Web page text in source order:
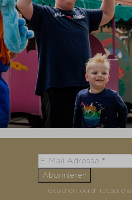
Abonnieren
Gesichert durch reCaptcha,